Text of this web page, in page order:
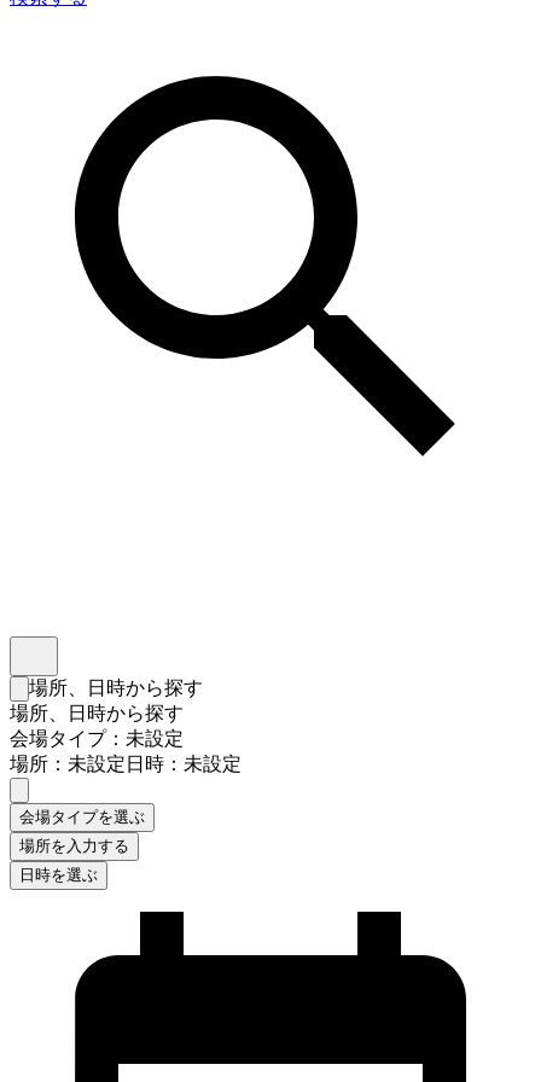
検索フォームを閉じる
場所、日時から探す
場所、日時から探す
会場タイプ：未設定
場所：未設定日時：未設定
会場タイプを選ぶ
場所を入力する
日時を選ぶ